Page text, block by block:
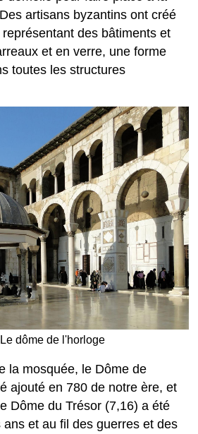
artisans byzantins ont créé
des bâtiments et
et en verre, une forme
toutes les structures
dôme de l'horloge
la mosquée, le Dôme de
ajouté en 780 de notre ère, et
Dôme du Trésor (7,16) a été
ans et au fil des guerres et des